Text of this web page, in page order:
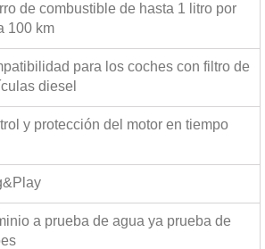
de combustible de hasta 1 litro por
100 km
para los coches con filtro de
diesel
y protección del motor en tiempo
a prueba de agua ya prueba de